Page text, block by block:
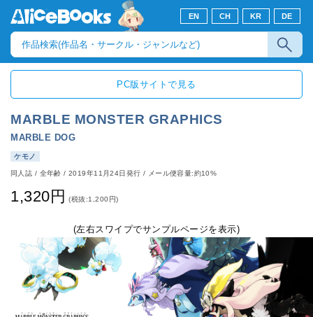
EN CH KR DE
PC版サイトで見る
MARBLE MONSTER GRAPHICS
MARBLE DOG
ケモノ
同人誌 / 全年齢/2019年11月24日発行 / メール便容量:約10%
1,320円 (税抜:1,200円)
(左右スワイプでサンプルページを表示)